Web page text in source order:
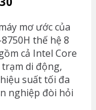
mơ ước của
thế hệ 8
cả Intel Core
di động,
suất tối đa
nghiệp đòi hỏi